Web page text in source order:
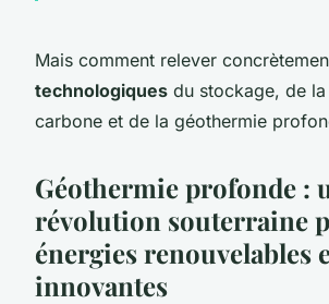
Mais comment relever
technologiques du stockage, de
carbone et de la géothermie
Géothermie profonde :
révolution souterraine
énergies renouvelables
innovantes